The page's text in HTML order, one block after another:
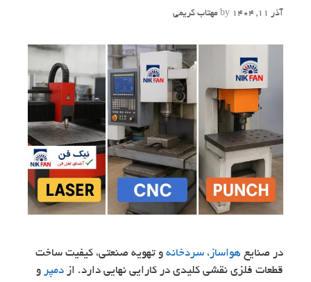
آذر 11, 1404 by مهتاب کریمی
در صنایع هواساز ، سردخانه و تهویه صنعتی، کیفیت ساخت
قطعات فلزی نقشی کلیدی در کارایی نهایی دارد. از دمپر و